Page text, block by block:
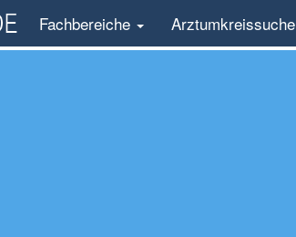
Fachbereiche Arztumkreissuche